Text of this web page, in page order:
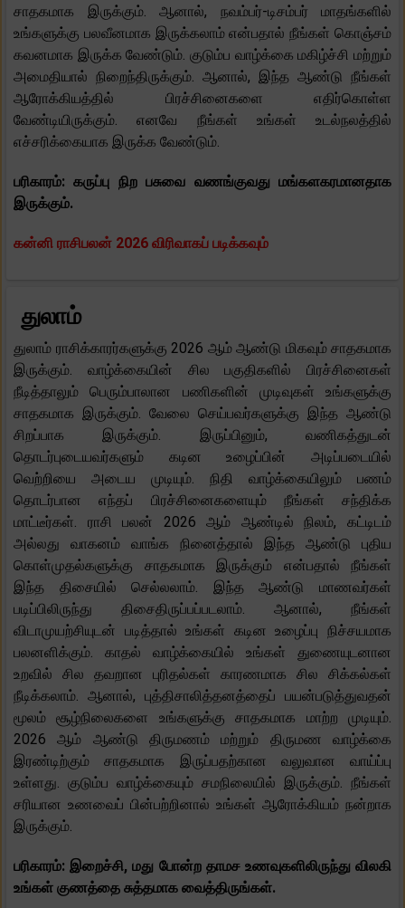
சாதகமாக இருக்கும். ஆனால், நவம்பர்-டிசம்பர் மாதங்களில்
உங்களுக்கு பலவீனமாக இருக்கலாம் என்பதால் நீங்கள் கொஞ்சம்
கவனமாக இருக்க வேண்டும். குடும்ப வாழ்க்கை மகிழ்ச்சி மற்றும்
அமைதியால் நிறைந்திருக்கும். ஆனால், இந்த ஆண்டு நீங்கள்
ஆரோக்கியத்தில் பிரச்சினைகளை எதிர்கொள்ள
வேண்டியிருக்கும். எனவே நீங்கள் உங்கள் உடல்நலத்தில்
எச்சரிக்கையாக இருக்க வேண்டும்.
பரிகாரம்: கருப்பு நிற பசுவை வணங்குவது மங்களகரமானதாக
இருக்கும்.
கன்னி ராசிபலன் 2026 விரிவாகப் படிக்கவும்
துலாம்
துலாம் ராசிக்காரர்களுக்கு 2026 ஆம் ஆண்டு மிகவும் சாதகமாக
இருக்கும். வாழ்க்கையின் சில பகுதிகளில் பிரச்சினைகள்
நீடித்தாலும் பெரும்பாலான பணிகளின் முடிவுகள் உங்களுக்கு
சாதகமாக இருக்கும். வேலை செய்பவர்களுக்கு இந்த ஆண்டு
சிறப்பாக இருக்கும். இருப்பினும், வணிகத்துடன்
தொடர்புடையவர்களும் கடின உழைப்பின் அடிப்படையில்
வெற்றியை அடைய முடியும். நிதி வாழ்க்கையிலும் பணம்
தொடர்பான எந்தப் பிரச்சினைகளையும் நீங்கள் சந்திக்க
மாட்டீர்கள். ராசி பலன் 2026 ஆம் ஆண்டில் நிலம், கட்டிடம்
அல்லது வாகனம் வாங்க நினைத்தால் இந்த ஆண்டு புதிய
கொள்முதல்களுக்கு சாதகமாக இருக்கும் என்பதால் நீங்கள்
இந்த திசையில் செல்லலாம். இந்த ஆண்டு மாணவர்கள்
படிப்பிலிருந்து திசைதிருப்பப்படலாம். ஆனால், நீங்கள்
விடாமுயற்சியுடன் படித்தால் உங்கள் கடின உழைப்பு நிச்சயமாக
பலனளிக்கும். காதல் வாழ்க்கையில் உங்கள் துணையுடனான
உறவில் சில தவறான புரிதல்கள் காரணமாக சில சிக்கல்கள்
நீடிக்கலாம். ஆனால், புத்திசாலித்தனத்தைப் பயன்படுத்துவதன்
மூலம் சூழ்நிலைகளை உங்களுக்கு சாதகமாக மாற்ற முடியும்.
2026 ஆம் ஆண்டு திருமணம் மற்றும் திருமண வாழ்க்கை
இரண்டிற்கும் சாதகமாக இருப்பதற்கான வலுவான வாய்ப்பு
உள்ளது. குடும்ப வாழ்க்கையும் சமநிலையில் இருக்கும். நீங்கள்
சரியான உணவைப் பின்பற்றினால் உங்கள் ஆரோக்கியம் நன்றாக
இருக்கும்.
பரிகாரம்: இறைச்சி, மது போன்ற தாமச உணவுகளிலிருந்து விலகி
உங்கள் குணத்தை சுத்தமாக வைத்திருங்கள்.